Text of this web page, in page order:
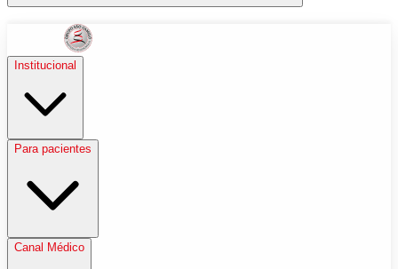
Institucional
Para pacientes
Canal Médico